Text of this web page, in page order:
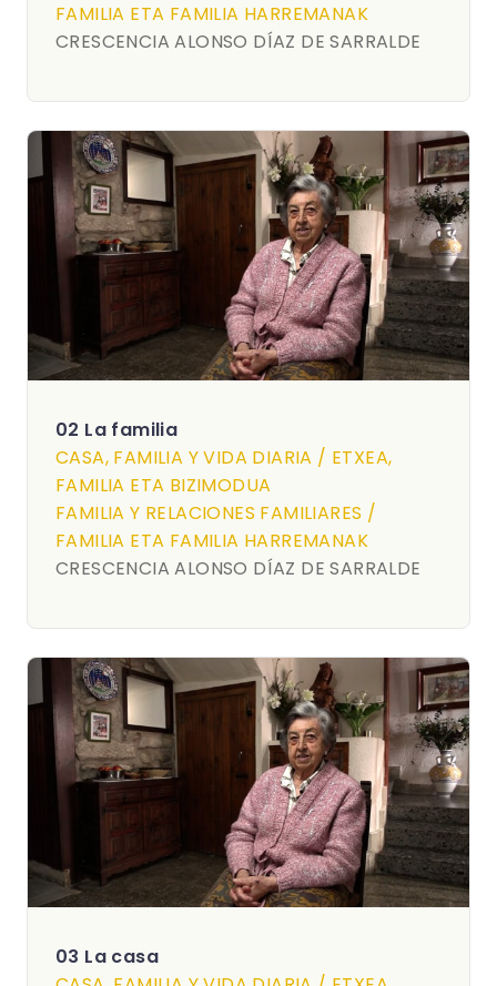
FAMILIA ETA FAMILIA HARREMANAK
CRESCENCIA ALONSO DÍAZ DE SARRALDE
02 La familia
CASA, FAMILIA Y VIDA DIARIA / ETXEA,
FAMILIA ETA BIZIMODUA
FAMILIA Y RELACIONES FAMILIARES /
FAMILIA ETA FAMILIA HARREMANAK
CRESCENCIA ALONSO DÍAZ DE SARRALDE
03 La casa